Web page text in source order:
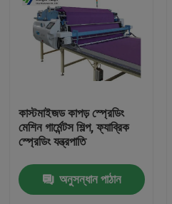
পণ্য
আমাদের সম্পর্কে
কারখানা ভ্রমণ
মান নিয়ন্ত্রণ
যোগাযোগ করুন
কাস্টমাইজড কাপড় স্প্রেডিং
মেশিন গার্মেন্টস শিল্প, ফ্যাব্রিক
স্প্রেডিং যন্ত্রপাতি
অনুসন্ধান পাঠান